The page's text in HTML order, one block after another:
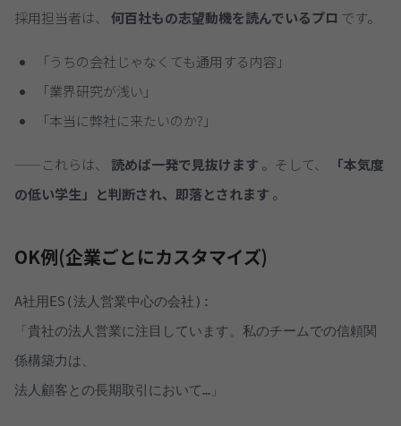
採用担当者は、 何百社もの志望動機を読んでいるプロ です。
「うちの会社じゃなくても通用する内容」
「業界研究が浅い」
「本当に弊社に来たいのか?」
——これらは、 読めば一発で見抜けます 。そして、
「本気度
の低い学生」と判断され、即落とされます 。
OK例(企業ごとにカスタマイズ)
A社用ES(法人営業中心の会社):
「貴社の法人営業に注目しています。私のチームでの信頼関
係構築力は、
法人顧客との長期取引において…」